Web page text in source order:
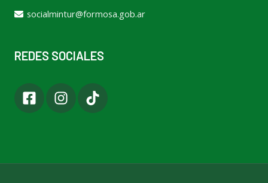
socialmintur@formosa.gob.ar
REDES SOCIALES